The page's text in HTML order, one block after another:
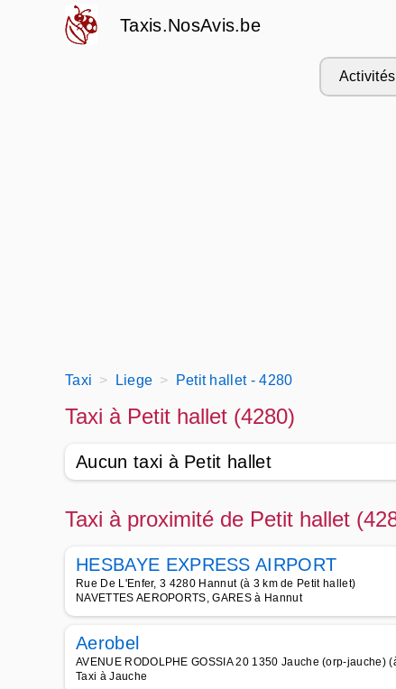
Taxis.NosAvis.be
Activités
Taxi Liege Petit hallet - 4280
Taxi à Petit hallet (4280)
Aucun taxi à Petit hallet
Taxi à proximité de Petit hallet
HESBAYE EXPRESS AIRPORT
Rue De L'Enfer, 3 4280 Hannut (à 3 km de Petit hallet)
NAVETTES AEROPORTS, GARES à Hannut
Aerobel
AVENUE RODOLPHE GOSSIA 20 1350 Jauche (orp-jauche)
Taxi à Jauche